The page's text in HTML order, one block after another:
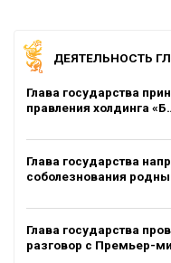
ДЕЯТЕЛЬНОСТЬ
Глава государства
правления холдинга
Глава государства
соболезнования
Глава государства
разговор с Премьер-